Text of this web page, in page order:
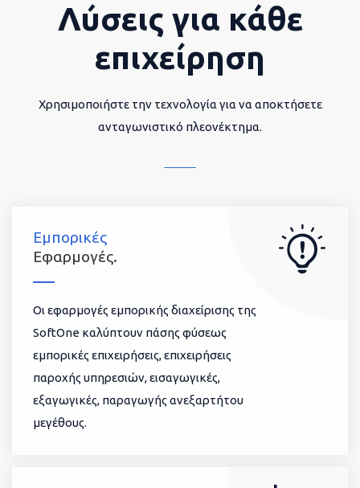
Λύσεις για κάθε
επιχείρηση
Χρησιμοποιήστε την τεχνολογία για να αποκτήσετε
ανταγωνιστικό πλεονέκτημα.
Εμπορικές
Εφαρμογές.
Οι εφαρμογές εμπορικής διαχείρισης της
SoftOne καλύπτουν πάσης φύσεως
εμπορικές επιχειρήσεις, επιχειρήσεις
παροχής υπηρεσιών, εισαγωγικές,
εξαγωγικές, παραγωγής ανεξαρτήτου
μεγέθους.